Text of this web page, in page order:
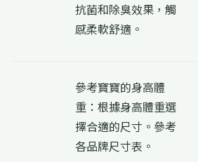
抗菌和除臭效果，觸
感柔軟舒適。
參考寶寶的身高體
重：根據身高體重選
擇合適的尺寸。參考
各品牌尺寸表。